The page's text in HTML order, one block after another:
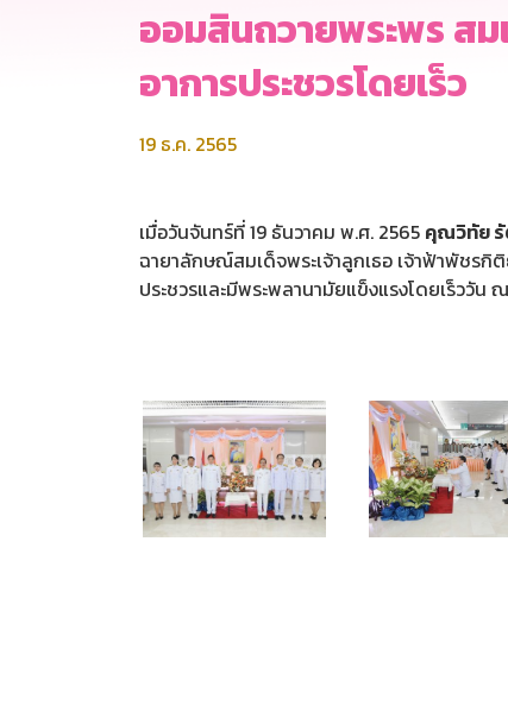
ออมสินถวายพระพร สม
อาการประชวรโดยเร็ว
19 ธ.ค. 2565
เมื่อวันจันทร์ที่ 19 ธันวาคม พ.ศ. 2565 คุณวิทัย รั
ฉายาลักษณ์สมเด็จพระเจ้าลูกเธอ เจ้าฟ้าพัชรกิ
ประชวรและมีพระพลานามัยแข็งแรงโดยเร็ววั